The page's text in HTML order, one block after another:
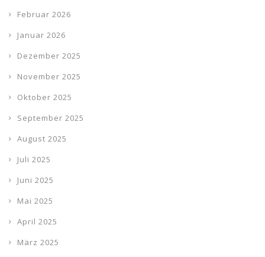
Februar 2026
Januar 2026
Dezember 2025
November 2025
Oktober 2025
September 2025
August 2025
Juli 2025
Juni 2025
Mai 2025
April 2025
März 2025